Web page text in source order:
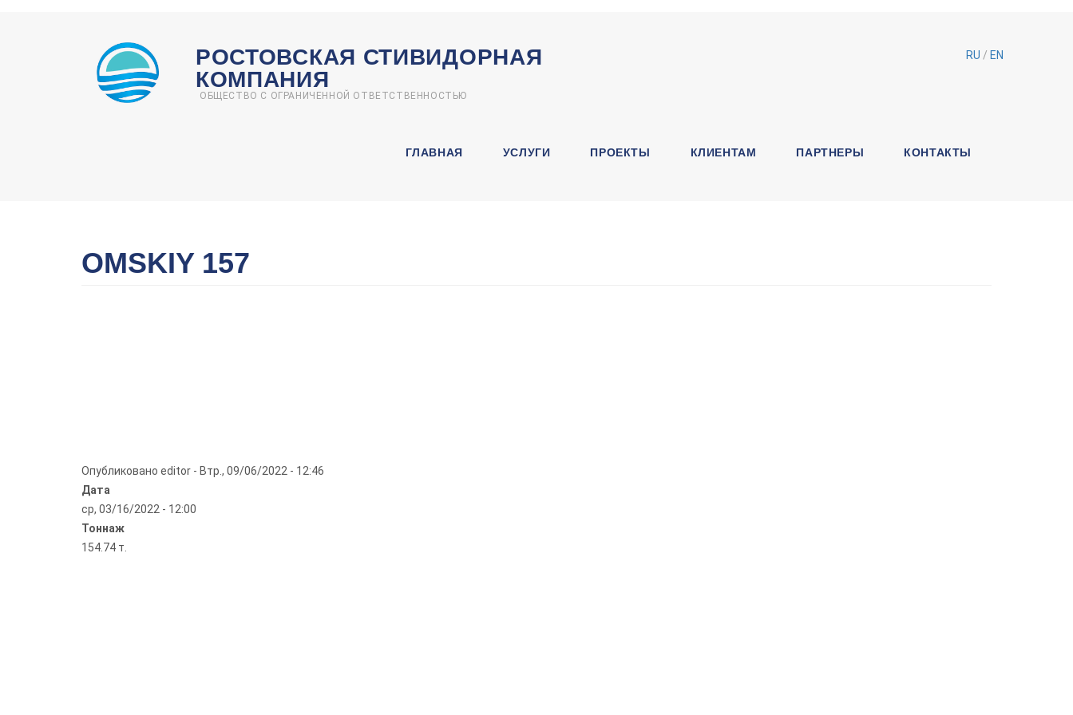
RU / EN
РОСТОВСКАЯ СТИВИДОРНАЯ
КОМПАНИЯ
ОБЩЕСТВО С ОГРАНИЧЕННОЙ ОТВЕТСТВЕННОСТЬЮ
ГЛАВНАЯ УСЛУГИ ПРОЕКТЫ КЛИЕНТАМ ПАРТНЕРЫ КОНТАКТЫ
OMSKIY 157
Опубликовано editor - Втр., 09/06/2022 - 12:46
Дата
ср, 03/16/2022 - 12:00
Тоннаж
154.74 т.